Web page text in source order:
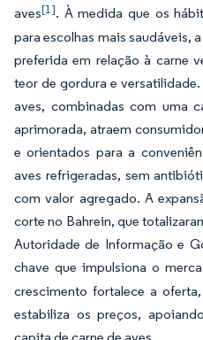
aves[1]. À medida que os
para escolhas mais saudáveis,
preferida em relação à carne
teor de gordura e
aves, combinadas com uma
aprimorada, atraem
e orientados para a
aves refrigeradas, sem
com valor agregado. A
corte no Bahrein, que
Autoridade de Informação e
chave que impulsiona o
crescimento fortalece a
estabiliza os preços,